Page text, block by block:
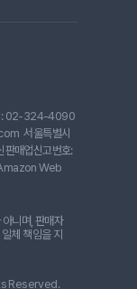
: 02-324-4090
서울특별시
판매업신고번호:
Web
니며, 판매자
체 책임을 지
Reserved.